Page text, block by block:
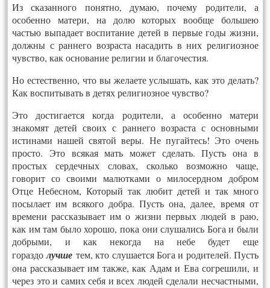
Из сказанного понятно, думаю, почему родители, а
особенно матери, на долю которых вообще большею
частью выпадает воспитание детей в первые годы жизни,
должны с раннего возраста насадить в них религиозное
чувство, как основание религии и благочестия.
Но естественно, что вы желаете услышать, как это делать?
Как воспитывать в детях религиозное чувство?
Это достигается когда родители, а особенно матери
знакомят детей своих с раннего возраста с основными
истинами нашей святой веры. Не пугайтесь! Это очень
просто. Это всякая мать может сделать. Пусть она в
простых сердечных словах, сколько возможно чаще,
говорит со своими малютками о милосердном добром
Отце Небесном, Который так любит детей и так много
посылает им всякого добра. Пусть она, далее, время от
времени рассказывает им о жизни первых людей в раю,
как им там было хорошо, пока они слушались Бога и были
добрыми, и как некогда на небе будет еще
гораздо лучше тем, кто слушается Бога и родителей. Пусть
она рассказывает им также, как Адам и Ева согрешили, и
через это и самих себя и всех людей сделали несчастными,